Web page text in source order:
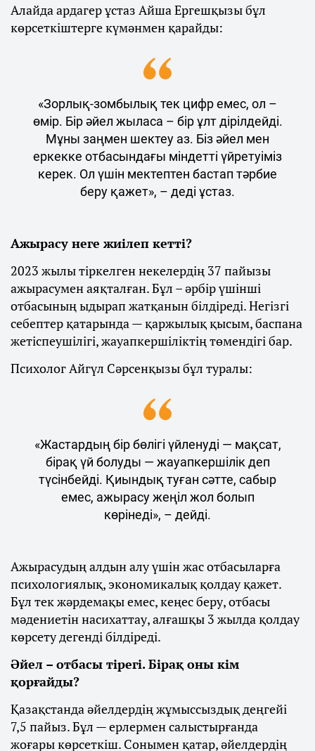
Алайда ардагер ұстаз Айша Ергешқызы бұл
көрсеткіштерге күмәнмен қарайды:
«Зорлық-зомбылық тек цифр емес, ол –
өмір. Бір әйел жыласа – бір ұлт дірілдейді.
Мұны заңмен шектеу аз. Біз әйел мен
еркекке отбасындағы міндетті үйретуіміз
керек. Ол үшін мектептен бастап тәрбие
беру қажет», – деді ұстаз.
Ажырасу неге жиілеп кетті?
2023 жылы тіркелген некелердің 37 пайызы
ажырасумен аяқталған. Бұл – әрбір үшінші
отбасының ыдырап жатқанын білдіреді. Негізгі
себептер қатарында — қаржылық қысым, баспана
жетіспеушілігі, жауапкершіліктің төмендігі бар.
Психолог Айгүл Сәрсенқызы бұл туралы:
«Жастардың бір бөлігі үйленуді — мақсат,
бірақ үй болуды — жауапкершілік деп
түсінбейді. Қиындық туған сәтте, сабыр
емес, ажырасу жеңіл жол болып
көрінеді», – дейді.
Ажырасудың алдын алу үшін жас отбасыларға
психологиялық, экономикалық қолдау қажет.
Бұл тек жәрдемақы емес, кеңес беру, отбасы
мәдениетін насихаттау, алғашқы 3 жылда қолдау
көрсету дегенді білдіреді.
Әйел – отбасы тірегі. Бірақ оны кім
қорғайды?
Қазақстанда әйелдердің жұмыссыздық деңгейі
7,5 пайыз. Бұл — ерлермен салыстырғанда
жоғары көрсеткіш. Сонымен қатар, әйелдердің